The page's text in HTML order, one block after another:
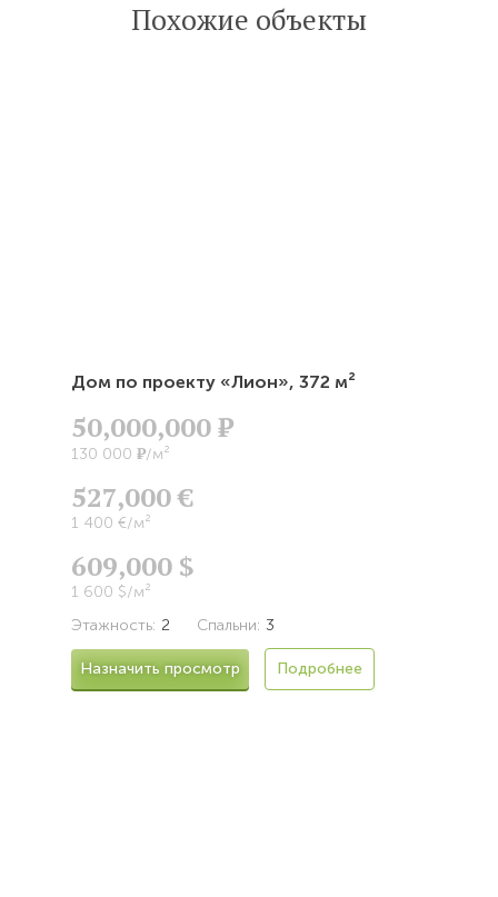
Похожие объекты
Дом по проекту «Лион», 372 м²
50,000,000Р
130 000 Р/м²
527,000 €
1 400 €/м²
609,000 $
1 600 $/м²
Этажность: 2 Спальни: 3
Назначить просмотр Подробнее